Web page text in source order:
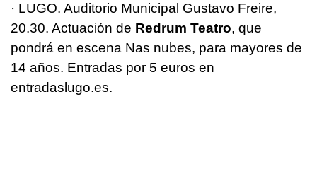
· LUGO. Auditorio Municipal Gustavo Freire,
20.30. Actuación de Redrum Teatro, que
pondrá en escena Nas nubes, para mayores de
14 años. Entradas por 5 euros en
entradaslugo.es.